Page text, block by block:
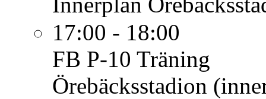
17:00 - 18:00
FB P-10 Träning
Örebäcksstadion